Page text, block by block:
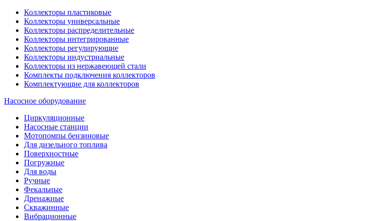
Коллекторы пластиковые
Коллекторы универсальные
Коллекторы распределительные
Коллекторы интегрированные
Коллекторы регулирующие
Коллекторы индустриальные
Коллекторы из нержавеющей стали
Комплекты подключения коллекторов
Комплектующие для коллекторов
Насосное оборудование
Циркуляционные
Насосные станции
Мотопомпы бензиновые
Для дизельного топлива
Поверхностные
Погружные
Для воды
Ручные
Фекальные
Дренажные
Скважинные
Вибрационные